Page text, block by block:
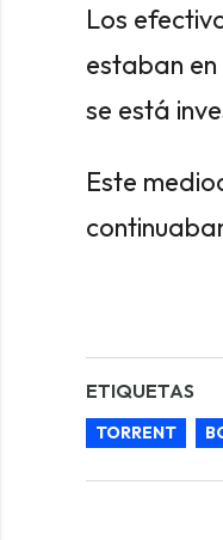
Los
estaban
se está
Este
ETIQUETAS
TORRENT